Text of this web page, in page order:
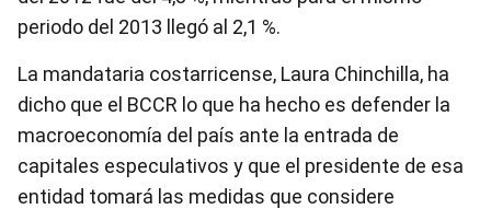
periodo del 2013 llegó al 2,1 %.
La mandataria costarricense, Laura Chinchilla, ha
dicho que el BCCR lo que ha hecho es defender la
macroeconomía del país ante la entrada de
capitales especulativos y que el presidente de esa
entidad tomará las medidas que considere